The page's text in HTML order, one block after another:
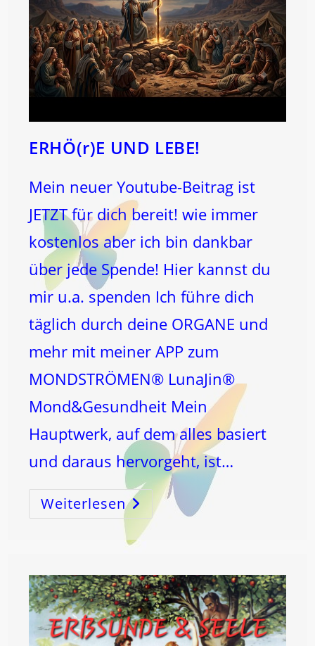
ERHÖ(r)E UND LEBE!
Mein neuer Youtube-Beitrag ist
JETZT für dich bereit! wie immer
kostenlos aber ich bin dankbar
über jede Spende! Hier kannst du
mir u.a. spenden Ich führe dich
täglich durch deine ORGANE und
mehr mit meiner APP zum
MONDSTRÖMEN® LunaJin®
Mond&Gesundheit Mein
Hauptwerk, auf dem alles basiert
und daraus hervorgeht, ist…
WeiterlesenERHÖ(r)E
UND
LEBE!